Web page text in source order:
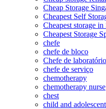
Cheap Storage
Cheapest Self
Cheapest storage
Cheapest Storage
chefe
chefe de bloco
Chefe de
chefe de serviço
chemotherapy
chemotherapy nurse
chest
child and